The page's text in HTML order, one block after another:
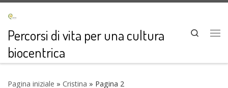
Passa al contenuto
Percorsi di vita per una cultura
biocentrica
Search
Pagina iniziale » Cristina » Pagina 2